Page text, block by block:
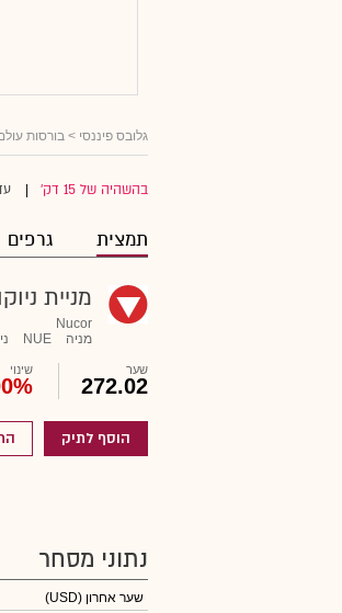
גלובס פיננסי > בורסות
בהשהיה של 15 דק'
תמצית גרפים
מניית
Nucor
מניה
NUE
שער
272.02
שינוי
הוסף לתיק
נתוני מסחר
שער אחרון (USD)